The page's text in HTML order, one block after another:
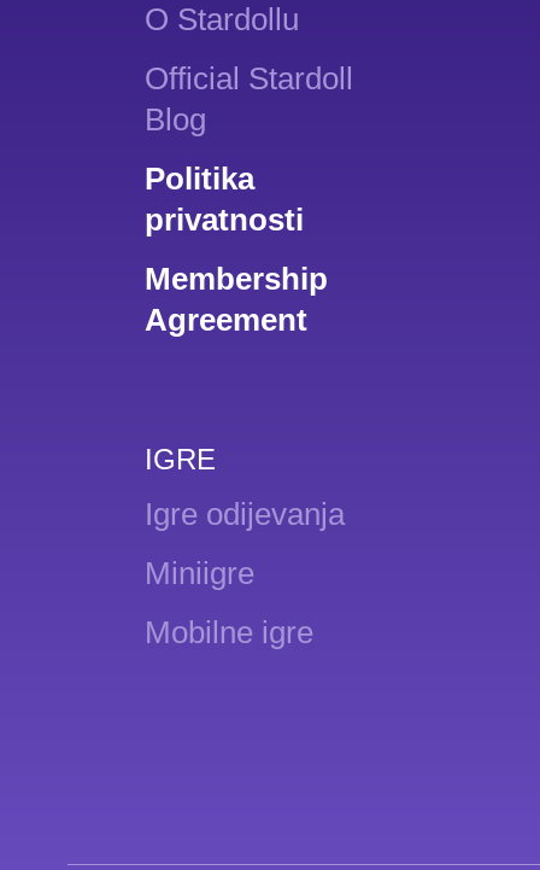
O Stardollu
Official Stardoll
Blog
Politika
privatnosti
Membership
Agreement
IGRE
Igre odijevanja
Miniigre
Mobilne igre